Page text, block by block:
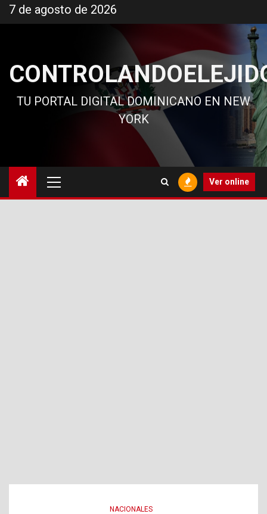
al
7 de agosto de 2026
TU PORTAL DIGITAL DOMINICANO EN NEW
YORK
principal
Ver online
NACIONALES